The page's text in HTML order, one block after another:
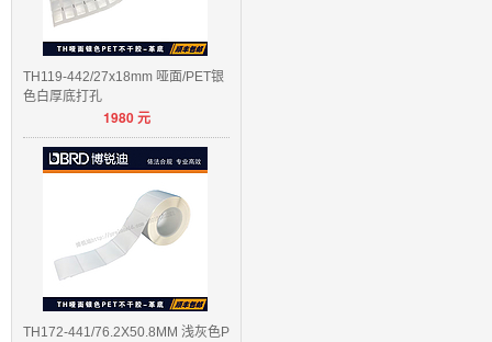
TH119-442/27x18mm 哑面/PET银
色白厚底打孔
1980元
TH172-441/76.2X50.8MM 浅灰色P